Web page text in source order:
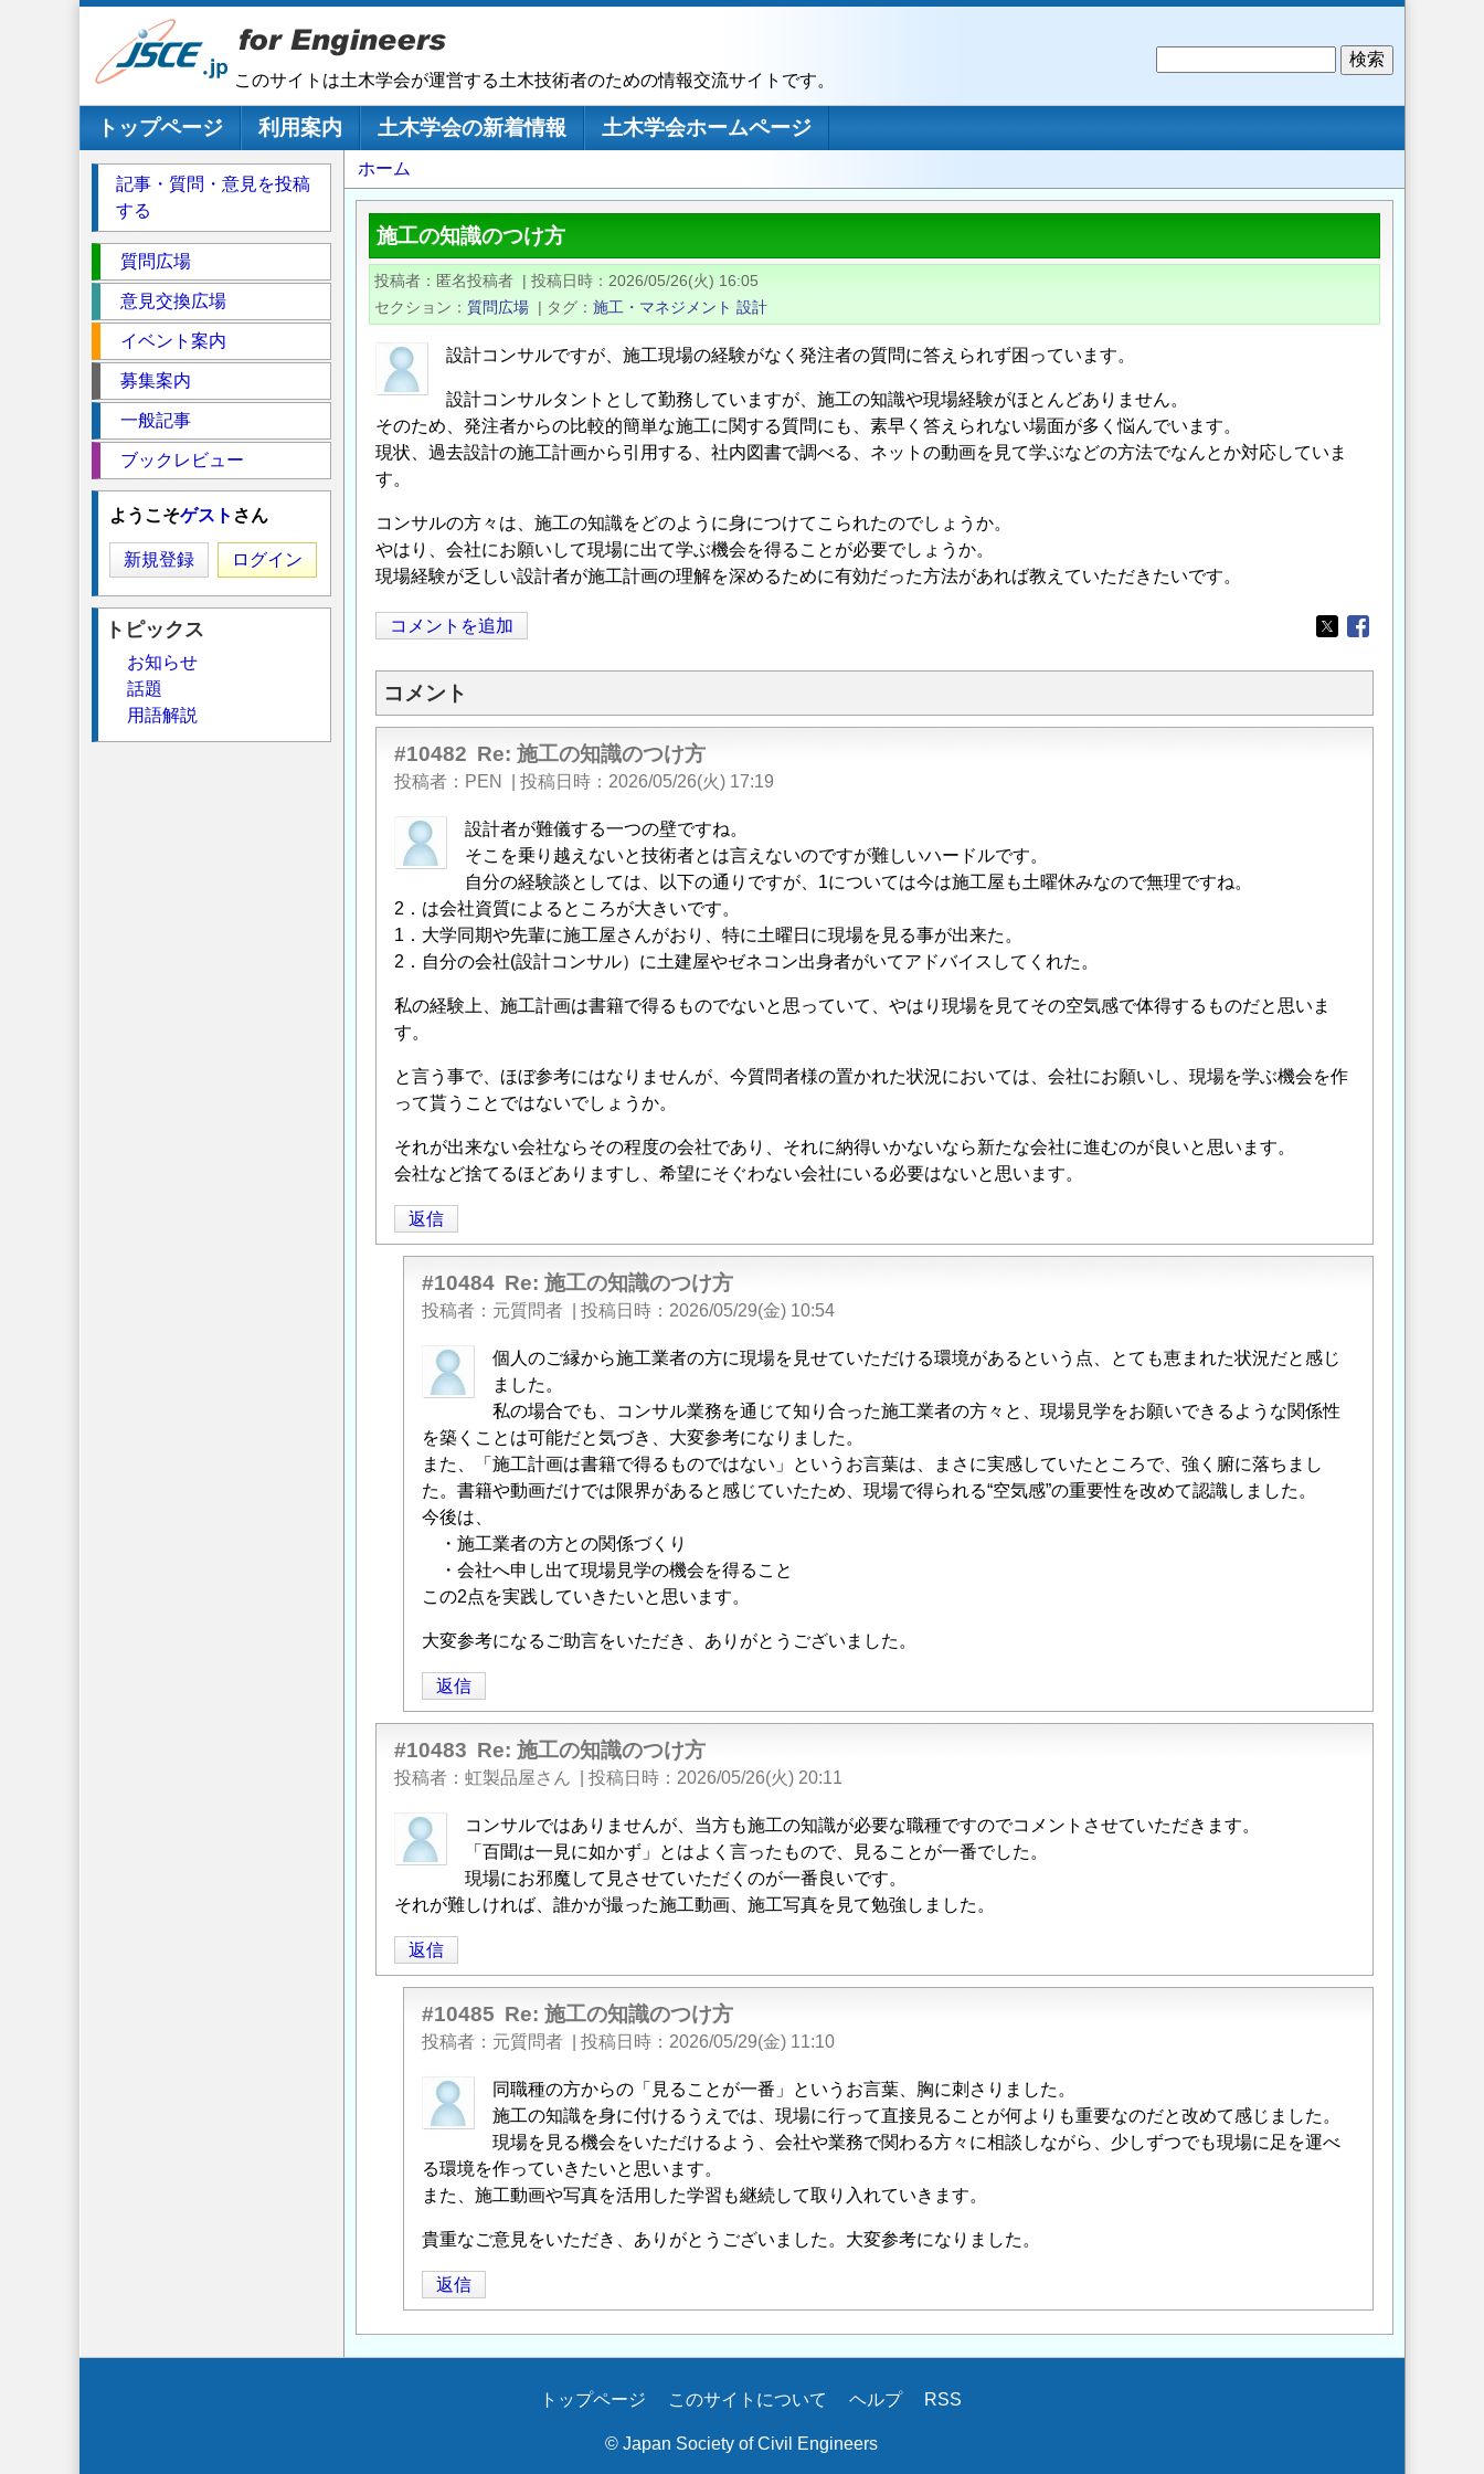
このサイトは土木学会が運営する土木技術者のための情報交流サイトです。
メインナビゲーション
トップページ 利用案内 土木学会の新着情報
土木学会ホームページ
パ
ン
く
ず
ホーム
施工の知識のつけ方
投稿者 匿名投稿者 | 投稿日時
2026/05/26(火) 16:05
セクション
質問広場 | タグ 施工・マネジメント 設計
設計コンサルですが、施工現場の経験がなく発注者の質問に答えられず困っています。
設計コンサルタントとして勤務していますが、施工の知識や現場経験がほとんどありません。
そのため、発注者からの比較的簡単な施工に関する質問にも、素早く答えられない場面が多く悩んでいます。
現状、過去設計の施工計画から引用する、社内図書で調べる、ネットの動画を見て学ぶなどの方法でなんとか対応していま
す。
コンサルの方々は、施工の知識をどのように身につけてこられたのでしょうか。
やはり、会社にお願いして現場に出て学ぶ機会を得ることが必要でしょうか。
現場経験が乏しい設計者が施工計画の理解を深めるために有効だった方法があれば教えていただきたいです。
コメントを追加
Opens in a new
Opens in a new
コメント
#10482 Re: 施工の知識のつけ方
投稿者 PEN 投稿日時 2026/05/26(火) 17:19
設計者が難儀する一つの壁ですね。
そこを乗り越えないと技術者とは言えないのですが難しいハードルです。
自分の経験談としては、以下の通りですが、1については今は施工屋も土曜休みなので無理ですね。
2．は会社資質によるところが大きいです。
1．大学同期や先輩に施工屋さんがおり、特に土曜日に現場を見る事が出来た。
2．自分の会社(設計コンサル）に土建屋やゼネコン出身者がいてアドバイスしてくれた。
私の経験上、施工計画は書籍で得るものでないと思っていて、やはり現場を見てその空気感で体得するものだと思いま
す。
と言う事で、ほぼ参考にはなりませんが、今質問者様の置かれた状況においては、会社にお願いし、現場を学ぶ機会を作
って貰うことではないでしょうか。
それが出来ない会社ならその程度の会社であり、それに納得いかないなら新たな会社に進むのが良いと思います。
会社など捨てるほどありますし、希望にそぐわない会社にいる必要はないと思います。
返信
#10484 Re: 施工の知識のつけ方
投稿者 元質問者 投稿日時 2026/05/29(金) 10:54
匿
名
稿
者
に
よ
Re:
施
の
知
識
の
つ
け
へ
の
信
個人のご縁から施工業者の方に現場を見せていただける環境があるという点、とても恵まれた状況だと感じ
ました。
私の場合でも、コンサル業務を通じて知り合った施工業者の方々と、現場見学をお願いできるような関係性
を築くことは可能だと気づき、大変参考になりました。
また、「施工計画は書籍で得るものではない」というお言葉は、まさに実感していたところで、強く腑に落ちまし
た。書籍や動画だけでは限界があると感じていたため、現場で得られる“空気感”の重要性を改めて認識しました。
今後は、
・施工業者の方との関係づくり
・会社へ申し出て現場見学の機会を得ること
この2点を実践していきたいと思います。
大変参考になるご助言をいただき、ありがとうございました。
返信
#10483 Re: 施工の知識のつけ方
投稿者 虹製品屋さん 投稿日時 2026/05/26(火) 20:11
コンサルではありませんが、当方も施工の知識が必要な職種ですのでコメントさせていただきます。
「百聞は一見に如かず」とはよく言ったもので、見ることが一番でした。
現場にお邪魔して見させていただくのが一番良いです。
それが難しければ、誰かが撮った施工動画、施工写真を見て勉強しました。
返信
#10485 Re: 施工の知識のつけ方
投稿者 元質問者 投稿日時 2026/05/29(金) 11:10
虹
製
屋
さ
に
よ
る
施
同職種の方からの「見ることが一番」というお言葉、胸に刺さりました。
施工の知識を身に付けるうえでは、現場に行って直接見ることが何よりも重要なのだと改めて感じました。
現場を見る機会をいただけるよう、会社や業務で関わる方々に相談しながら、少しずつでも現場に足を運べ
る環境を作っていきたいと思います。
また、施工動画や写真を活用した学習も継続して取り入れていきます。
貴重なご意見をいただき、ありがとうございました。大変参考になりました。
返信
記事・質問・意見を投稿
する
ク
シ
質問広場
意見交換広場
イベント案内
募集案内
一般記事
ブックレビュー
ようこそゲスト さん
新規登録 ログイン
トピックス
お知らせ
話題
用語解説
トップページ このサイトについて ヘルプ RSS
© Japan Society of Civil Engineers